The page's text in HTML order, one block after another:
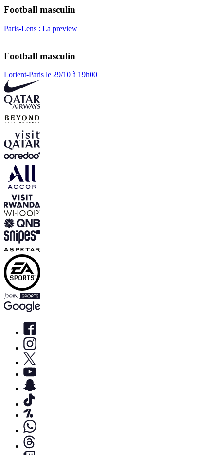
Football masculin
Paris-Lens : La preview
Football masculin
Lorient-Paris le 29/10 à 19h00